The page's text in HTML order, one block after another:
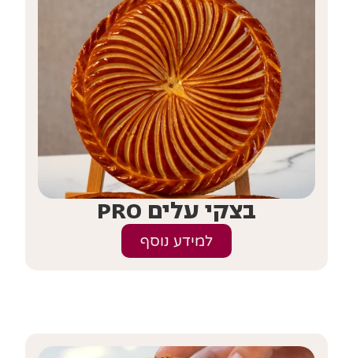
בצקי עלים PRO
למידע נוסף